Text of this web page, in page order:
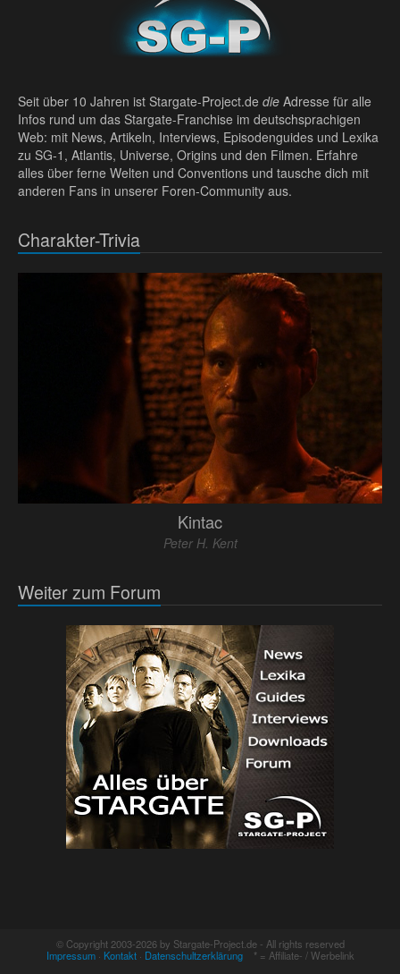
Seit über 10 Jahren ist Stargate-Project.de die Adresse für alle
Infos rund um das Stargate-Franchise im deutschsprachigen
Web: mit News, Artikeln, Interviews, Episodenguides und Lexika
zu SG-1, Atlantis, Universe, Origins und den Filmen. Erfahre
alles über ferne Welten und Conventions und tausche dich mit
anderen Fans in unserer Foren-Community aus.
Charakter-Trivia
Kintac
Peter H. Kent
Weiter zum Forum
© Copyright 2003-2026 by Stargate-Project.de - All rights reserved
Impressum· Kontakt· Datenschultzerklärung* = Affiliate- / Werbelink